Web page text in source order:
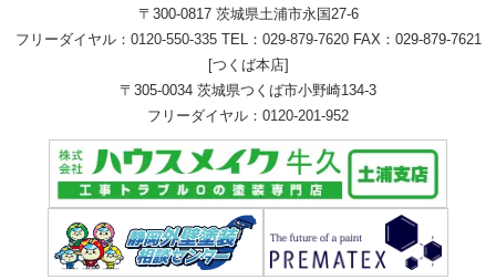
〒300-0817 茨城県土浦市永国27-6
フリーダイヤル： 0120-550-335TEL： 029-879-7620FAX：029-879-7621
[つくば本店]
〒305-0034 茨城県つくば市小野崎134-3
フリーダイヤル： 0120-201-952